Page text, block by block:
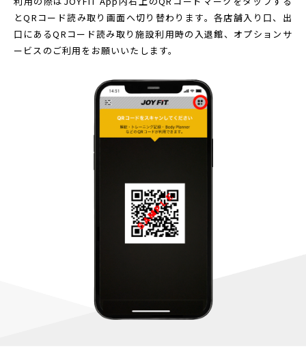
とQRコード読み取り画面へ切り替わります。各店舗入り口、出
口にあるQRコード読み取り施設利用時の入退館、オプションサ
ービスのご利用をお願いいたします。